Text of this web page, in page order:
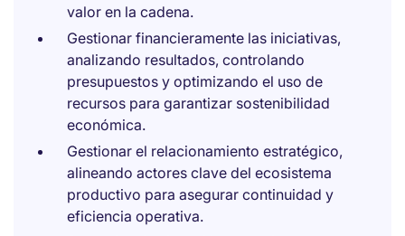
valor en la cadena.
Gestionar financieramente las iniciativas,
analizando resultados, controlando
presupuestos y optimizando el uso de
recursos para garantizar sostenibilidad
económica.
Gestionar el relacionamiento estratégico,
alineando actores clave del ecosistema
productivo para asegurar continuidad y
eficiencia operativa.